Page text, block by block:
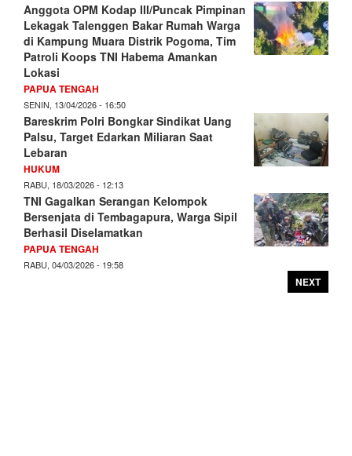
Anggota OPM Kodap III/Puncak Pimpinan
Lekagak Talenggen Bakar Rumah Warga
di Kampung Muara Distrik Pogoma, Tim
Patroli Koops TNI Habema Amankan
Lokasi
PAPUA TENGAH
SENIN, 13/04/2026 - 16:50
Bareskrim Polri Bongkar Sindikat Uang
Palsu, Target Edarkan Miliaran Saat
Lebaran
HUKUM
RABU, 18/03/2026 - 12:13
TNI Gagalkan Serangan Kelompok
Bersenjata di Tembagapura, Warga Sipil
Berhasil Diselamatkan
PAPUA TENGAH
RABU, 04/03/2026 - 19:58
NEXT